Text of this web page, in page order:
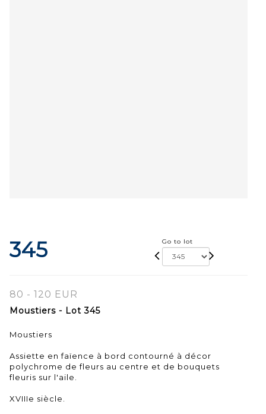
345 Go to lot
80 - 120 EUR
Moustiers - Lot 345
Moustiers
Assiette en faïence à bord contourné à décor
polychrome de fleurs au centre et de bouquets
fleuris sur l'aile.
XVIIIe siècle.